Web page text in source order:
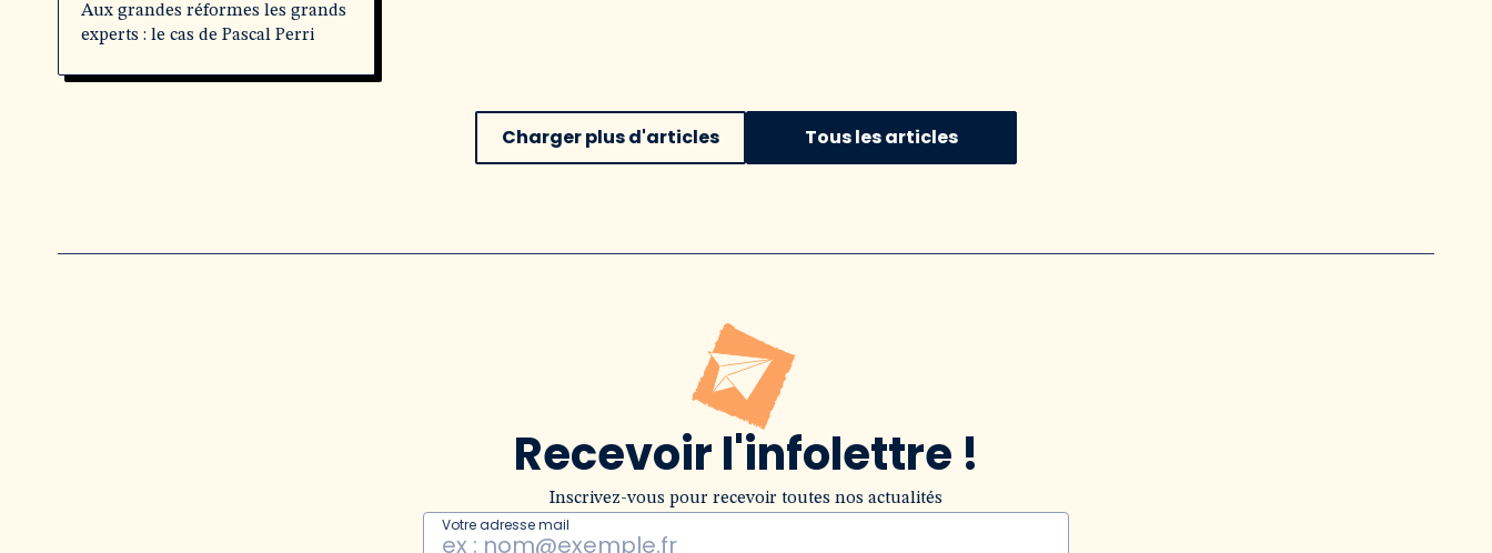
Aux grandes réformes les grands
experts : le cas de Pascal Perri
Charger plus d'articles Tous les articles
Recevoir l'infolettre !
Inscrivez-vous pour recevoir toutes nos actualités
Votre adresse mail